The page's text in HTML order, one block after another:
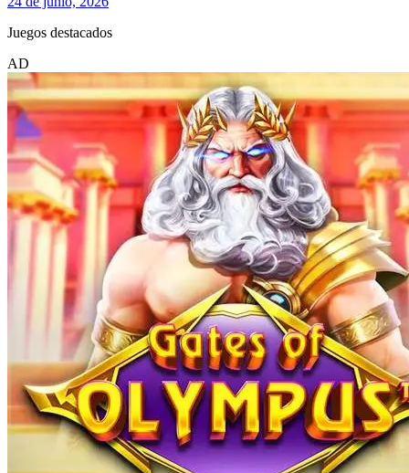
Juegos destacados
AD